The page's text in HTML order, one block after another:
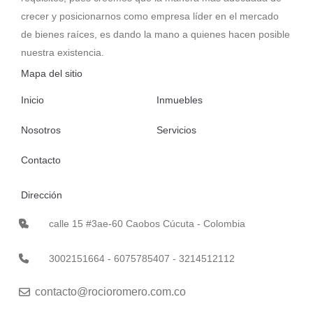
crecer y posicionarnos como empresa líder en el mercado
de bienes raíces, es dando la mano a quienes hacen posible
nuestra existencia.
Mapa del sitio
Inicio Inmuebles
Nosotros Servicios
Contacto
Dirección
calle 15 #3ae-60 Caobos Cúcuta - Colombia
3002151664 - 6075785407 - 3214512112
contacto@rocioromero.com.co